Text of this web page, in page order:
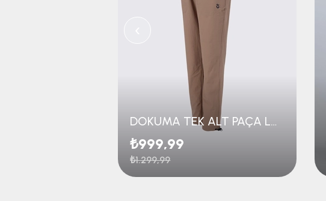
DOKUMA TEK ALT PAÇA LASTİKLİ
₺999,99
₺1.299,99